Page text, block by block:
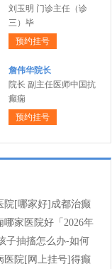
刘玉明 门诊主任（诊
三）毕
预约挂号
詹伟华院长
院长 副主任医师中国抗
癫痫
预约挂号
院[哪家好]成都治癫
?
哪家医院好「2026年
子疼当心是癫痫作
子抽搐怎么办-如何
痫的方式?
医院[网上挂号]得癫